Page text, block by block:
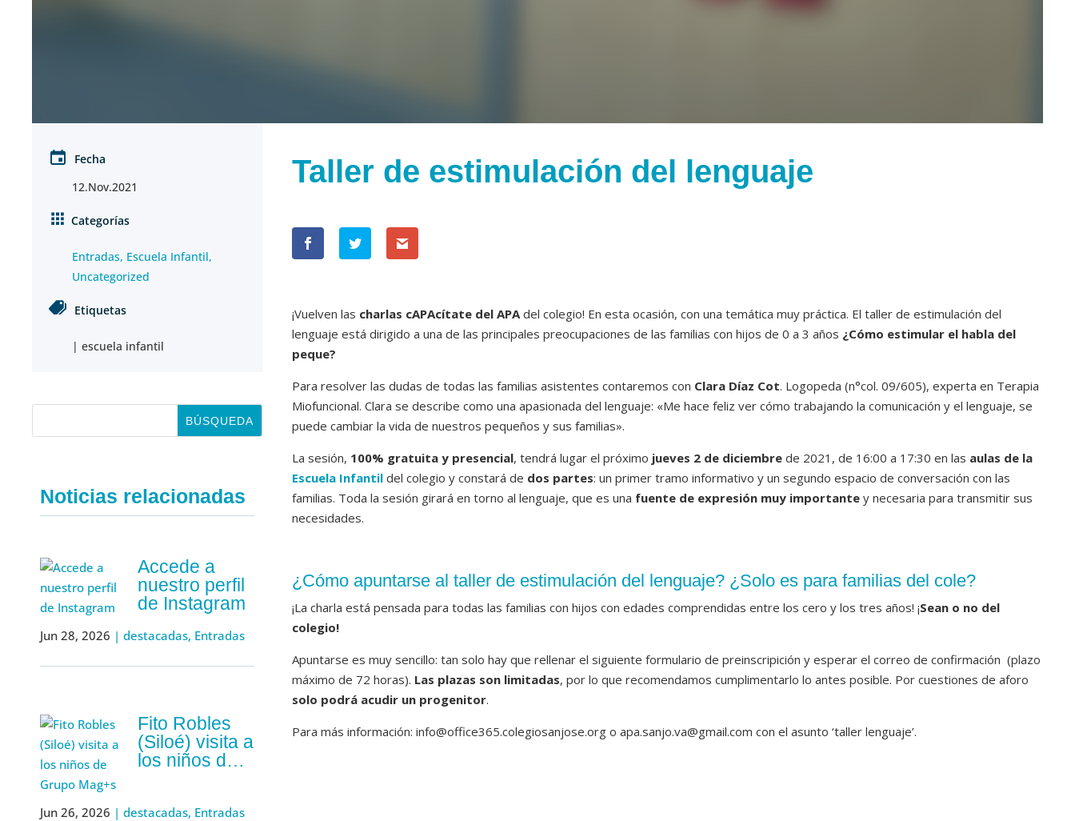
Fecha
12.Nov.2021
Categorías
Entradas, Escuela Infantil,
Uncategorized
Etiquetas
| escuela infantil
Noticias relacionadas
Accede a
nuestro perfil
de Instagram
Jun 28, 2026 | destacadas, Entradas
Fito Robles
(Siloé) visita a
los niños de
Jun 26, 2026 | destacadas, Entradas
Taller de estimulación del lenguaje
¡Vuelven las charlas cAPAcítate del APA del colegio! En esta ocasión, con una temática muy práctica. El taller de estimulación del
lenguaje está dirigido a una de las principales preocupaciones de las familias con hijos de 0 a 3 años ¿Cómo estimular el habla del
peque?
Para resolver las dudas de todas las familias asistentes contaremos con Clara Díaz Cot. Logopeda (n°col. 09/605), experta en Terapia
Miofuncional. Clara se describe como una apasionada del lenguaje: «Me hace feliz ver cómo trabajando la comunicación y el lenguaje, se
puede cambiar la vida de nuestros pequeños y sus familias».
La sesión, 100% gratuita y presencial, tendrá lugar el próximo jueves 2 de diciembre de 2021, de 16:00 a 17:30 en las aulas de la
Escuela Infantil del colegio y constará de dos partes: un primer tramo informativo y un segundo espacio de conversación con las
familias. Toda la sesión girará en torno al lenguaje, que es una fuente de expresión muy importante y necesaria para transmitir sus
necesidades.
¿Cómo apuntarse al taller de estimulación del lenguaje? ¿Solo es para familias del cole?
¡La charla está pensada para todas las familias con hijos con edades comprendidas entre los cero y los tres años! ¡Sean o no del
colegio!
Apuntarse es muy sencillo: tan solo hay que rellenar el siguiente formulario de preinscripición y esperar el correo de confirmación (plazo
máximo de 72 horas). Las plazas son limitadas, por lo que recomendamos cumplimentarlo lo antes posible. Por cuestiones de aforo
solo podrá acudir un progenitor.
Para más información: info@office365.colegiosanjose.org o apa.sanjo.va@gmail.com con el asunto ‘taller lenguaje’.